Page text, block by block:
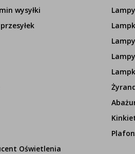
wysyłki
Oświetlenia